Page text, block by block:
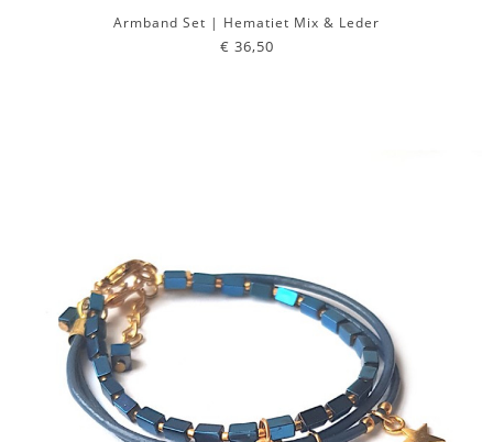
Armband Set | Hematiet Mix & Leder
€ 36,50